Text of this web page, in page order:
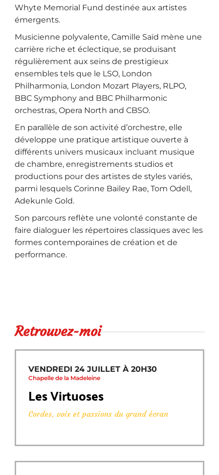
Whyte Memorial Fund destinée aux artistes
émergents.
Musicienne polyvalente, Camille Saïd mène une
carrière riche et éclectique, se produisant
régulièrement aux seins de prestigieux
ensembles tels que le LSO, London
Philharmonia, London Mozart Players, RLPO,
BBC Symphony and BBC Philharmonic
orchestras, Opera North and CBSO.
En parallèle de son activité d’orchestre, elle
développe une pratique artistique ouverte à
différents univers musicaux incluant musique
de chambre, enregistrements studios et
productions pour des artistes de styles variés,
parmi lesquels Corinne Bailey Rae, Tom Odell,
Adekunle Gold.
Son parcours reflète une volonté constante de
faire dialoguer les répertoires classiques avec les
formes contemporaines de création et de
performance.
Retrouvez-moi
VENDREDI 24 JUILLET À 20H30
Chapelle de la Madeleine
Les Virtuoses
Cordes, voix et passions du grand écran